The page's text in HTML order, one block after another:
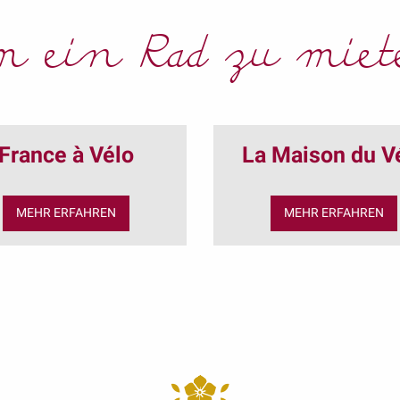
ein Rad zu
à Vélo
MEHR ERFAHREN
La Maison du
MEHR ERFAHREN